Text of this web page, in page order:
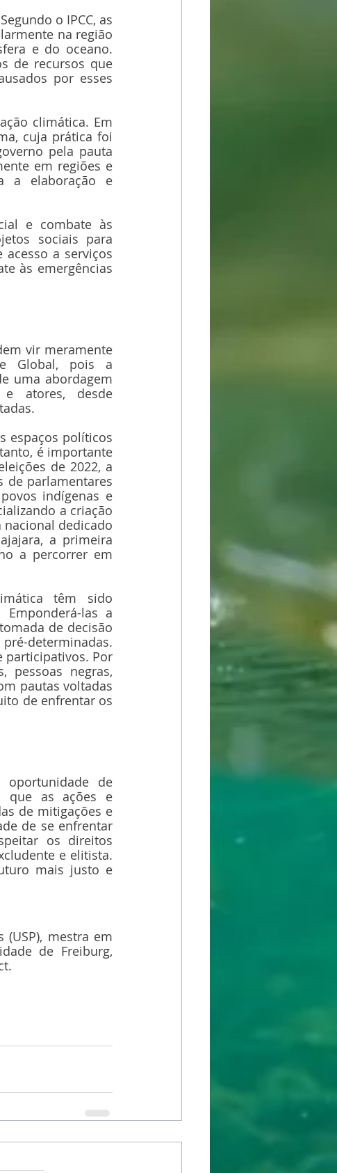
o IPCC, as
na região
e do oceano.
de recursos que
por esses
climática. Em
cuja prática foi
pela pauta
em regiões e
a elaboração e
e combate às
sociais para
acesso a serviços
às emergências
vir meramente
Global, pois a
uma abordagem
atores, desde
espaços políticos
é importante
de 2022, a
de parlamentares
indígenas e
a criação
dedicado
a primeira
a percorrer em
têm sido
las a
de decisão
determinadas.
participativos. Por
pessoas negras,
pautas voltadas
de enfrentar os
de
que as ações e
de mitigações e
de se enfrentar
os direitos
e elitista.
mais justo e
(USP), mestra em
de Freiburg,